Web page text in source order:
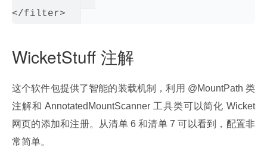
WicketStuff 注解
这个软件包提供了智能的装载机制，利用 @MountPath 类
注解和 AnnotatedMountScanner 工具类可以简化 Wicket
网页的添加和注册。从清单 6 和清单 7 可以看到，配置非
常简单。